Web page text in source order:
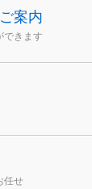
案内
できます
任せ